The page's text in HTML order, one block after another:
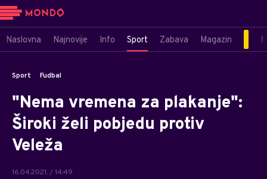
Naslovna Najnovije Info Sport Zabava Magazin
Sport Fudbal
"Nema vremena za plakanje":
Široki želi pobjedu protiv
Veleža
16.04.2021. / 14:49